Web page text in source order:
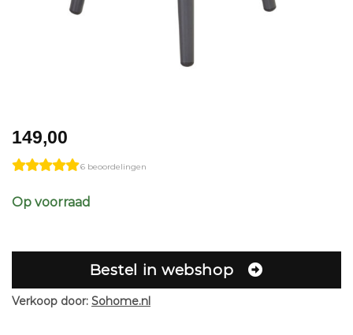
149,00
6 beoordelingen
Op voorraad
Bestel in webshop
Verkoop door: Sohome.nl